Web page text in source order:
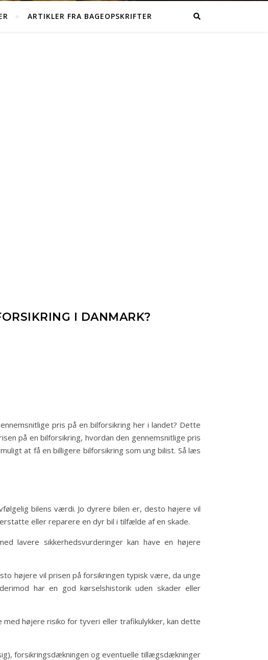
ARTIKLER FRA BAGEOPSKRIFTER
I DANMARK?
pris på en bilforsikring her i landet? Dette
på en bilforsikring, hvordan den gennemsnitlige pris
at få en billigere bilforsikring som ung bilist. Så læs
bilens værdi. Jo dyrere bilen er, desto højere vil
eller reparere en dyr bil i tilfælde af en skade.
lavere sikkerhedsvurderinger kan have en højere
højere vil prisen på forsikringen typisk være, da unge
har en god kørselshistorik uden skader eller
højere risiko for tyveri eller trafikulykker, kan dette
forsikringsdækningen og eventuelle tillægsdækninger